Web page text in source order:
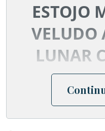
ESTOJO
VELUDO
LUNAR